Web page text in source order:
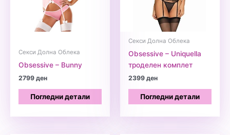
Секси Долна Облека
Obsessive – Bunny
2799ден
Погледни детали
Секси Долна Облека
Obsessive – Uniquella
троделен комплет
2399ден
Погледни детали